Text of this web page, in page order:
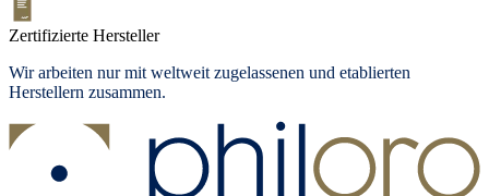
Zertifizierte Hersteller
Wir arbeiten nur mit weltweit zugelassenen und etablierten
Herstellern zusammen.